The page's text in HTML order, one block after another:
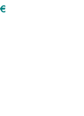
era: 160,00
€ è: 89,00 €.